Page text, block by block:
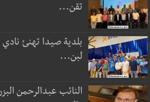
تقن...
بلدية صيدا تهنئ نادي
لبن...
النائب عبدالرحمن